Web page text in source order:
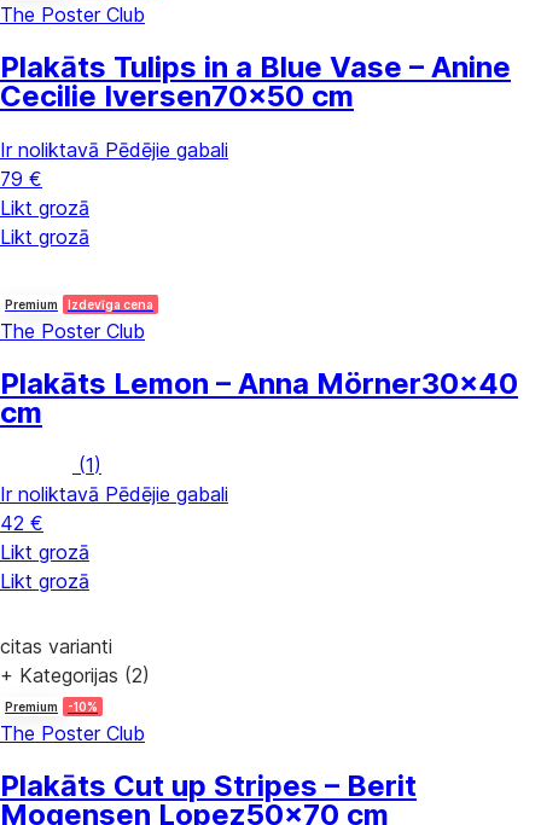
The Poster Club
Plakāts Tulips in a Blue Vase – Anine
Cecilie Iversen70x50 cm
Ir noliktavā Pēdējie gabali
79 €
Likt grozā
Likt grozā
Premium Izdevīga cena
The Poster Club
Plakāts Lemon – Anna Mörner30x40
cm
(1)
Ir noliktavā Pēdējie gabali
42 €
Likt grozā
Likt grozā
citas varianti
+ Kategorijas (2)
Premium -10%
The Poster Club
Plakāts Cut up Stripes – Berit
Mogensen Lopez50x70 cm